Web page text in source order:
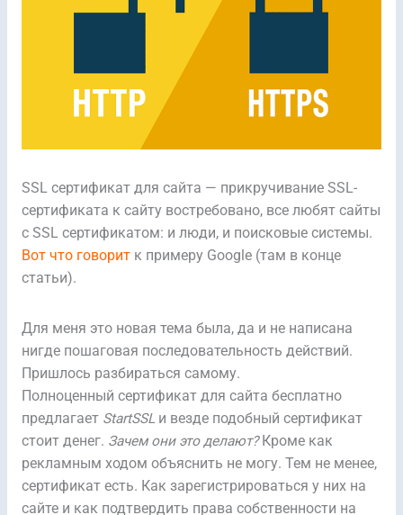
SSL сертификат для сайта — прикручивание SSL-
сертификата к сайту востребовано, все любят сайты
с SSL сертификатом: и люди, и поисковые системы.
Вот что говоритк примеру Google (там в конце
статьи).
Для меня это новая тема была, да и не написана
нигде пошаговая последовательность действий.
Пришлось разбираться самому.
Полноценный сертификат для сайта бесплатно
предлагает StartSSLи везде подобный сертификат
стоит денег. Зачем они это делают?Кроме как
рекламным ходом объяснить не могу. Тем не менее,
сертификат есть. Как зарегистрироваться у них на
сайте и как подтвердить права собственности на